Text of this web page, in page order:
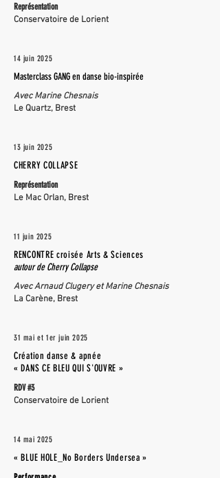
Représentation
Conservatoire de Lorient
14 juin 2025
Masterclass GANG en danse bio-inspirée
Avec Marine Chesnais
Le Quartz, Brest
13 juin 2025
CHERRY COLLAPSE
Représentation
Le Mac Orlan, Brest
11 juin 2025
RENCONTRE croisée Arts & Sciences
autour de Cherry Collapse
Avec Arnaud Clugery et Marine Chesnais
La Carène, Brest
31 mai et 1er juin2025
Création danse & apnée
« DANS CE BLEU QUI S'OUVRE »
RDV #3
Conservatoire de Lorient
14 mai 2025
« BLUE HOLE_No Borders Undersea »